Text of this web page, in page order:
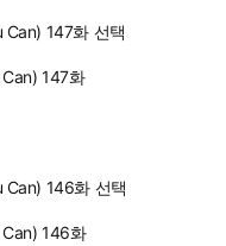
147화 선택
147화
Can) 146화 선택
146화